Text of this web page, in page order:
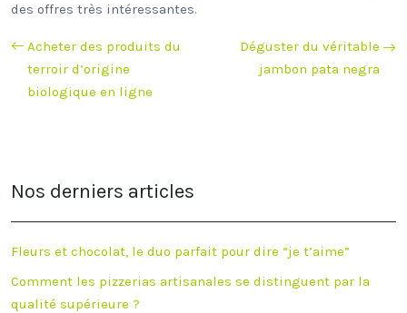
des offres très intéressantes.
Acheter des produits du
terroir d’origine
biologique en ligne
Déguster du véritable
jambon pata negra
Nos derniers articles
Fleurs et chocolat, le duo parfait pour dire “je t’aime”
Comment les pizzerias artisanales se distinguent par la
qualité supérieure ?